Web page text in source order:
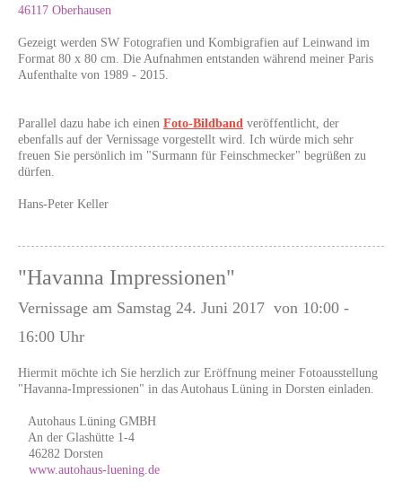
46117 Oberhausen
Gezeigt werden SW Fotografien und Kombigrafien auf Leinwand im
Format 80 x 80 cm. Die Aufnahmen entstanden während meiner Paris
Aufenthalte von 1989 - 2015.
Parallel dazu habe ich einen Foto-Bildband veröffentlicht, der
ebenfalls auf der Vernissage vorgestellt wird. Ich würde mich sehr
freuen Sie persönlich im "Surmann für Feinschmecker" begrüßen zu
dürfen.
Hans-Peter Keller
"Havanna Impressionen"
Vernissage am Samstag 24. Juni 2017 von 10:00 -
16:00 Uhr
Hiermit möchte ich Sie herzlich zur Eröffnung meiner Fotoausstellung
"Havanna-Impressionen" in das Autohaus Lüning in Dorsten einladen.
Autohaus Lüning GMBH
An der Glashütte 1-4
46282 Dorsten
www.autohaus-luening.de